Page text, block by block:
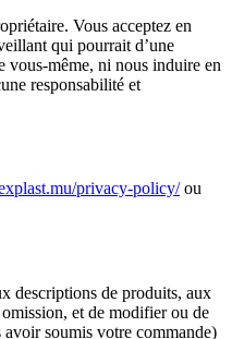
Vous acceptez en
qui pourrait d’une
vous-même, ni nous induire en
responsabilité et
privacy-policy/ou
descriptions de produits, aux
et de modifier ou de
avoir soumis votre commande)